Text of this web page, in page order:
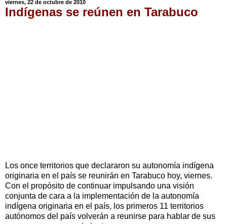
viernes, 22 de octubre de 2010
Indígenas se reúnen en Tarabuco
Los once territorios que declararon su autonomía indígena
originaria en el país se reunirán en Tarabuco hoy, viernes.
Con el propósito de continuar impulsando una visión
conjunta de cara a la implementación de la autonomía
indígena originaria en el país, los primeros 11 territorios
autónomos del país volverán a reunirse para hablar de sus